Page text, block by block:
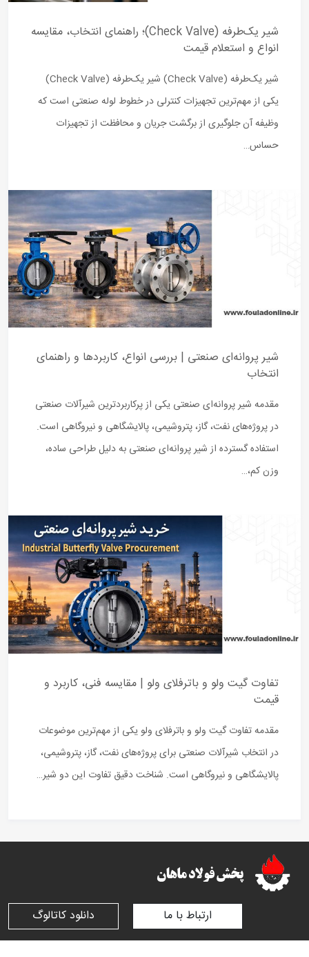
شیر یک‌طرفه (Check Valve)؛ راهنمای انتخاب، مقایسه
انواع و استعلام قیمت
شیر یک‌طرفه (Check Valve) شیر یک‌طرفه (Check Valve)
یکی از مهم‌ترین تجهیزات کنترلی در خطوط لوله صنعتی است که
وظیفه آن جلوگیری از برگشت جریان و محافظت از تجهیزات
حساس…
شیر پروانه‌ای صنعتی | بررسی انواع، کاربردها و راهنمای
انتخاب
مقدمه شیر پروانه‌ای صنعتی یکی از پرکاربردترین شیرآلات صنعتی
در پروژه‌های نفت، گاز، پتروشیمی، پالایشگاهی و نیروگاهی است.
استفاده گسترده از شیر پروانه‌ای صنعتی به دلیل طراحی ساده،
وزن کم،…
تفاوت گیت ولو و باترفلای ولو | مقایسه فنی، کاربرد و
قیمت
مقدمه تفاوت گیت ولو و باترفلای ولو یکی از مهم‌ترین موضوعات
در انتخاب شیرآلات صنعتی برای پروژه‌های نفت، گاز، پتروشیمی،
پالایشگاهی و نیروگاهی است. شناخت دقیق تفاوت این دو شیر…
ارتباط با ما دانلود کاتالوگ